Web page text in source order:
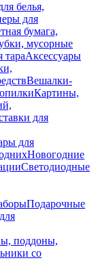
белья,
для
бумага,
мусорные
тараАксессуары
Вешалки-
Картины,
для
для
Новогодние
Светодиодные
Подарочные
поддоны,
со